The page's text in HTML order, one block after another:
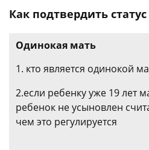
Как подтвердить
Одинокая мать
1. кто является одинокой
2.если ребенку уже 19 лет
ребенок не усыновлен
чем это регулируется